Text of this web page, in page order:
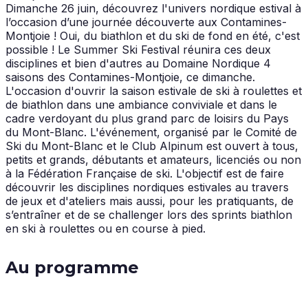
Dimanche 26 juin, découvrez l'univers nordique estival à
l’occasion d’une journée découverte aux Contamines-
Montjoie ! Oui, du biathlon et du ski de fond en été, c'est
possible ! Le Summer Ski Festival réunira ces deux
disciplines et bien d'autres au Domaine Nordique 4
saisons des Contamines-Montjoie, ce dimanche.
L'occasion d'ouvrir la saison estivale de ski à roulettes et
de biathlon dans une ambiance conviviale et dans le
cadre verdoyant du plus grand parc de loisirs du Pays
du Mont-Blanc. L'événement, organisé par le Comité de
Ski du Mont-Blanc et le Club Alpinum est ouvert à tous,
petits et grands, débutants et amateurs, licenciés ou non
à la Fédération Française de ski. L'objectif est de faire
découvrir les disciplines nordiques estivales au travers
de jeux et d'ateliers mais aussi, pour les pratiquants, de
s’entraîner et de se challenger lors des sprints biathlon
en ski à roulettes ou en course à pied.
Au programme